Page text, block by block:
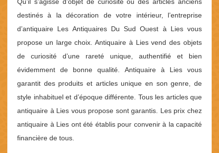
destinés à la décoration de votre intérieur, l’entreprise
d’antiquaire Les Antiquaires Du Sud Ouest à Lies vous
propose un large choix. Antiquaire à Lies vend des objets
de curiosité d’une rareté unique, authentifié et bien
évidemment de bonne qualité. Antiquaire à Lies vous
garantit des produits et articles unique en son genre, de
style inhabituel et d’époque différente. Tous les articles que
antiquaire à Lies vous propose sont garantis. Les prix chez
antiquaire à Lies ont été établis pour convenir à la capacité
financière de tous.